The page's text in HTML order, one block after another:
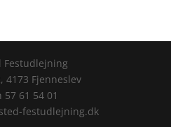
Festudlejning
4173 Fjenneslev
61 54 01
festudlejning.dk